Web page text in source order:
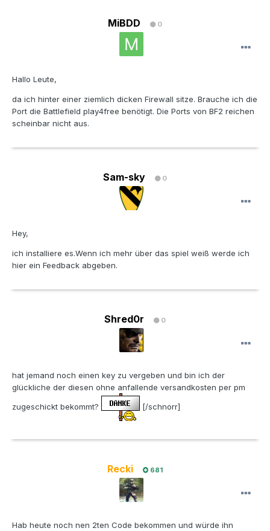
MiBDD 0
Hallo Leute,
da ich hinter einer ziemlich dicken Firewall sitze. Brauche ich die
Port die Battlefield play4free benötigt. Die Ports von BF2 reichen
scheinbar nicht aus.
Sam-sky 0
Hey,
ich installiere es.Wenn ich mehr über das spiel weiß werde ich
hier ein Feedback abgeben.
Shred0r 0
hat jemand noch einen key zu vergeben und bin ich der
glückliche der diesen ohne anfallende versandkosten per pm
zugeschickt bekommt?
[/schnorr]
Recki 681
Hab heute noch nen 2ten Code bekommen und würde ihn